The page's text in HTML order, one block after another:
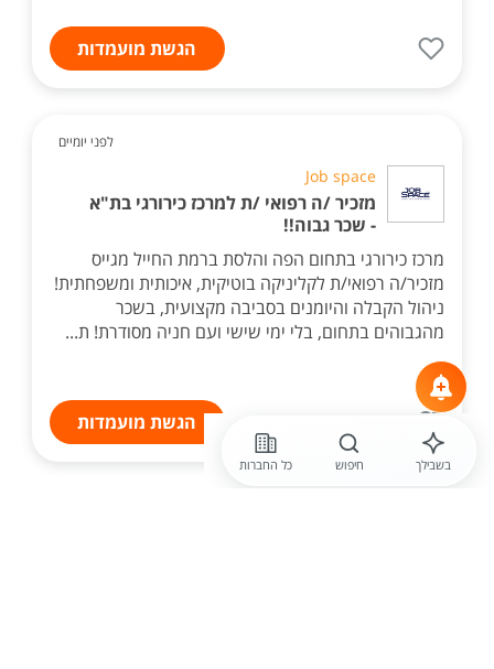
הגשת מועמדות
לפני יומיים
Job space
מזכיר /ה רפואי /ת למרכז כירורגי בת"א
- שכר גבוה!!
מרכז כירורגי בתחום הפה והלסת ברמת החייל מגייס
מזכיר/ה רפואי/ת לקליניקה בוטיקית, איכותית ומשפחתית!
ניהול הקבלה והיומנים בסביבה מקצועית, בשכר
מהגבוהים בתחום, בלי ימי שישי ועם חניה מסודרת! ת...
הגשת מועמדות
בשבילך חיפוש כל החברות